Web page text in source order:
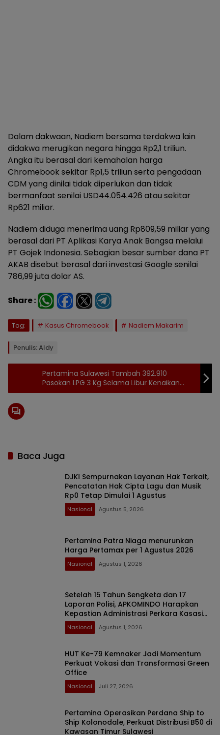
Dalam dakwaan, Nadiem bersama terdakwa lain
didakwa merugikan negara hingga Rp2,1 triliun.
Angka itu berasal dari kemahalan harga
Chromebook sekitar Rp1,5 triliun serta pengadaan
CDM yang dinilai tidak diperlukan dan tidak
bermanfaat senilai USD44.054.426 atau sekitar
Rp621 miliar.
Nadiem diduga menerima uang Rp809,59 miliar yang
berasal dari PT Aplikasi Karya Anak Bangsa melalui
PT Gojek Indonesia. Sebagian besar sumber dana PT
AKAB disebut berasal dari investasi Google senilai
786,99 juta dolar AS.
Share :
Tag: Kasus Chromebook Nadiem Makarim
Penulis: Aldy
Pertamina Sulawesi Tambah 392.910
Pasokan LPG 3 Kg Selama Libur Kenaikan
Yesus Kristus dan Long Weekend
Baca Juga
DJKI Sempurnakan Layanan Hak Terkait,
Pencatatan Hak Cipta Lagu dan Musik
Rp0 Tetap Dimulai 1 Agustus
Nasional Agustus 5, 2026
Pertamina Patra Niaga menurunkan
Harga Pertamax per 1 Agustus 2026
Nasional Agustus 1, 2026
Setelah 15 Tahun Sengketa dan 17
Laporan Polisi, APKOMINDO Harapkan
Kepastian Administrasi Perkara Kasasi
Nomor 431 K/TUN/2026
Nasional Agustus 1, 2026
HUT Ke-79 Kemnaker Jadi Momentum
Perkuat Vokasi dan Transformasi Green
Office
Nasional Juli 27, 2026
Pertamina Operasikan Perdana Ship to
Ship Kolonodale, Perkuat Distribusi B50 di
Kawasan Timur Sulawesi